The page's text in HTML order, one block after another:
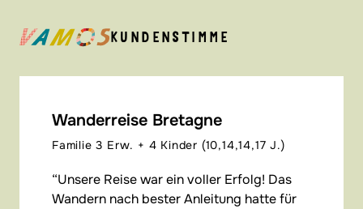
KUNDENSTIMME
Wanderreise Bretagne
Familie 3 Erw. + 4 Kinder (10,14,14,17 J.)
Unsere Reise war ein voller Erfolg! Das
Wandern nach bester Anleitung hatte für